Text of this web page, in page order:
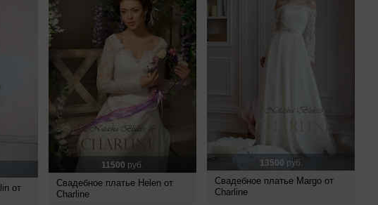
от
11500 руб.
Свадебное платье Helen от
Charline
13500 руб.
Свадебное платье Margo от
Charline